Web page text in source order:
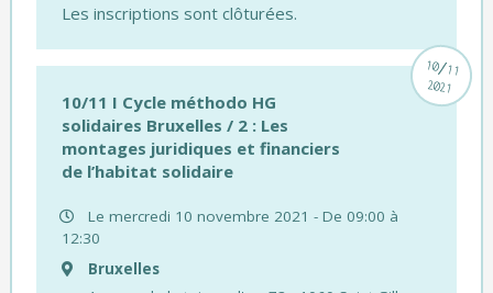
Les inscriptions sont clôturées.
10/11 I Cycle méthodo HG
solidaires Bruxelles / 2 : Les
montages juridiques et financiers
de l’habitat solidaire
Le mercredi 10 novembre 2021 - De 09:00 à
12:30
Bruxelles
10/11
2021